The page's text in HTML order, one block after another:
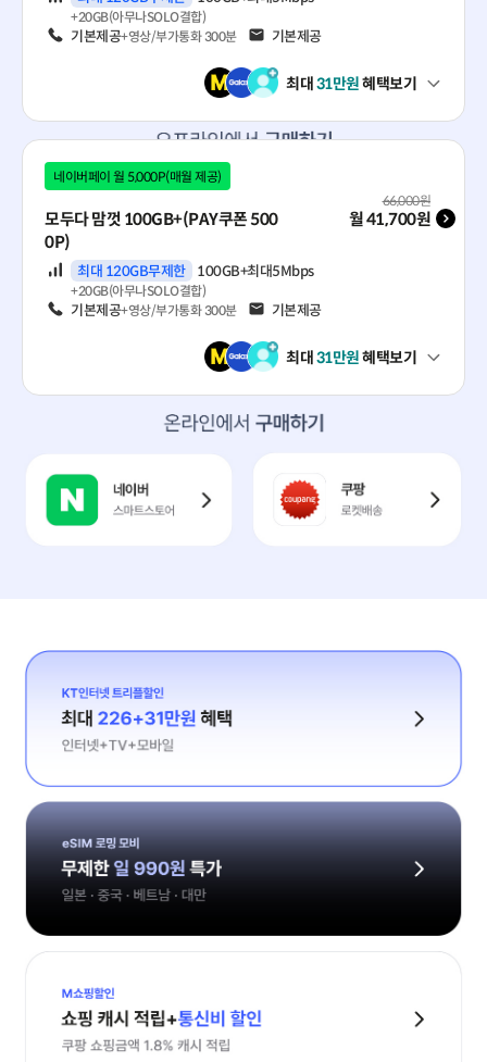
+20GB(아무나SOLO결합)
음성기본제공+영상/부가통화 300분 문자기본제공
최대31만원혜택보기
네이버페이 월 5,000P(매월 제공)
모두다 맘껏 100GB+(PAY쿠폰 500
0P)
월 기본료(VAT 포함)
66,000원
월41,700원
데이터최대 120GB무제한 100GB+최대5Mbps
+20GB(아무나SOLO결합)
음성기본제공+영상/부가통화 300분 문자기본제공
최대31만원혜택보기
eSIM 즉시 개통
배송 없이 지금 바로 · 5분이면 끝
바로배송유심(퀵)
주문 당일 받고 바로 개통
오프라인에서 구매하기
KT 바로유심
KT 바로유심
세븐일레븐
KT 바로유심
KT인터넷 트리플할인
최대 226+20만원 혜택
인터넷+TV+모바일
무제한 일 990원 특가
일본 · 중국 · 베트남 · 대만